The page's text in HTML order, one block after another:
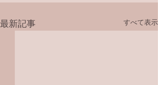
最新記事 すべて表示